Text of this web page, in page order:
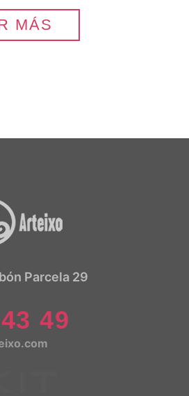
MÁS
Parcela 29
49